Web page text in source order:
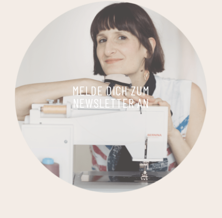
MELDE DICH ZUM
NEWSLETTER AN